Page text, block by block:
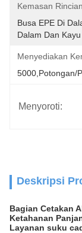
Kemasan
Busa EPE Di
Dalam Dan
Menyediakan
5000,Potongan/
Menyoroti:
Deskripsi
Bagian Cetakan
Ketahanan
Layanan suku